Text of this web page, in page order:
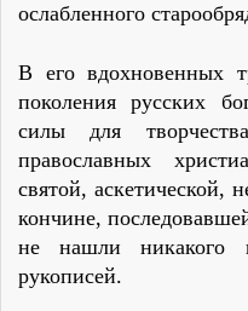
ослабленного
В его вдохновенных
поколения русских
силы для
православных
святой, аскетической,
кончине,
не нашли никакого
рукописей.